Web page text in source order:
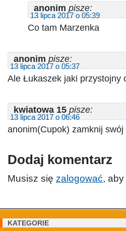
anonim pisze:
13 lipca 2017 o 05:39
Co tam Marzenka
anonim pisze:
13 lipca 2017 o 05:37
Ale Łukaszek jaki przystojny
kwiatowa 15 pisze:
13 lipca 2017 o 06:46
anonim(Cupok) zamknij
Dodaj komentarz
Musisz się zalogować,
KATEGORIE